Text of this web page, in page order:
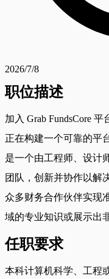
2026/7/8
职位描述
加入 Grab FundsCore
正在构建一个可靠的平
是一个由工程师、设计
团队，创新并协作以
众多财务合作伙伴实现
域的专业知识或展示出
任职要求
本科计算机科学、工程